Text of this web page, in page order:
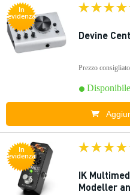
In
evidenza
Devine
Prezzo consigliato
Disponibile
In
evidenza
IK
Modeller